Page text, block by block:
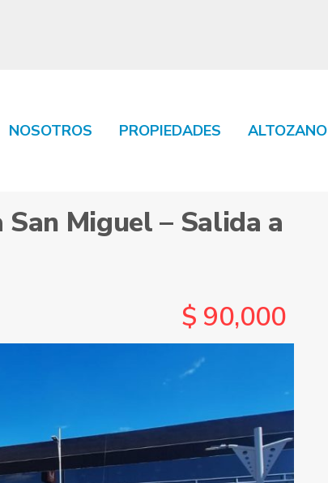
NOSOTROS PROPIEDADES ALTOZANO
Miguel – Salida a
$ 90,000